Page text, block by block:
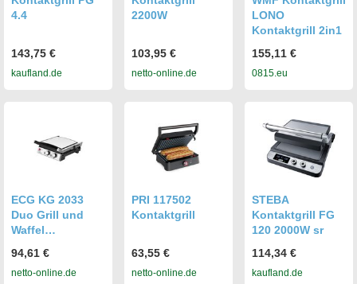
4.4
143,75 €
kaufland.de
2200W
103,95 €
netto-online.de
LONO
Kontaktgrill 2in1
155,11 €
0815.eu
ECG KG 2033
Duo Grill und
Waffel
94,61 €
netto-online.de
PRI 117502
Kontaktgrill
63,55 €
netto-online.de
STEBA
Kontaktgrill FG
120 2000W sr
114,34 €
kaufland.de